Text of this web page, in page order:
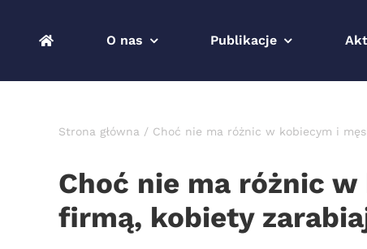
O nas Publikacje
Strona główna Choć nie ma różnic w kobiecym i
Choć nie ma różnic
firmą, kobiety